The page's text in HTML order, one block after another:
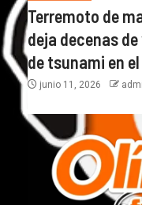
Terremoto de
deja decenas
de tsunami en
junio 11, 2026